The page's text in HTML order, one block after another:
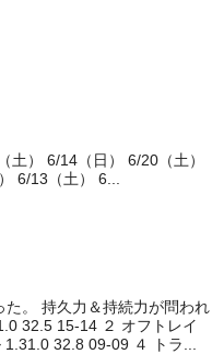
土） 6/14（日） 6/20（土）
6/13（土） 6...
た。 持久力＆持続力が問われ
32.5 15-14 ２ オフトレイ
32.8 09-09 ４ トラ...